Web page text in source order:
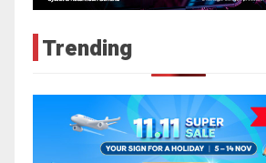
Trending